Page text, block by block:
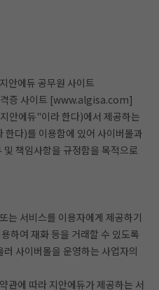
안에듀 공무원 사이트
격증 사이트 [www.algisa.com]
안에듀"이라 한다)에서 제공하는
다)를 이용함에 있어 사이버몰과
책임사항을 규정함을 목적으로
는 서비스를 이용자에게 제공하기
하여 재화 등을 거래할 수 있도록
사이버몰을 운영하는 사업자의
관에 따라 지안에듀가 제공하는 서